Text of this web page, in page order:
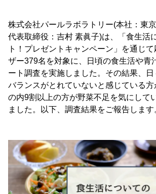
株式会社パールラボラトリー(本社：東
代表取締役：吉村 素眞子)は、「食生活
ト！プレゼントキャンペーン」を通じ
ザー379名を対象に、日頃の食生活や青
ート調査を実施しました。その結果、
バランスがとれていないと感じている
の内9割以上の方が野菜不足を気にして
ました。以下、調査結果をご報告します